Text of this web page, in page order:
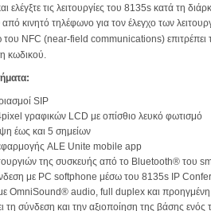
τις λειτουργίες του 8135s κατά τη
κινητό τηλέφωνο για τον έλεγχο των
NFC (near-field communications) επιτρέπει
κωδικού.
SIP
γραφικών LCD με οπίσθιο λευκό φωτισμό
έως και 5 σημείων
ALE Unite mobile app
της συσκευής από το Bluetooth® του
με PC softphone μέσω του 8135s IP
με OmniSound® audio, full duplex και
τη σύνδεση και την αξιοποίηση της βάσης